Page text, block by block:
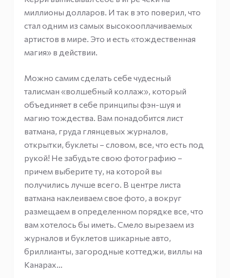
миллионы долларов. И так в это поверил, что
стал одним из самых высокооплачиваемых
артистов в мире. Это и есть «тождественная
магия» в действии.
Можно самим сделать себе чудесный
талисман «волшебный коллаж», который
объединяет в себе принципы фэн-шуя и
магию тождества. Вам понадобится лист
ватмана, груда глянцевых журналов,
открытки, буклеты – словом, все, что есть под
рукой! Не забудьте свою фотографию –
причем выберите ту, на которой вы
получились лучше всего. В центре листа
ватмана наклеиваем свое фото, а вокруг
размещаем в определенном порядке все, что
вам хотелось бы иметь. Смело вырезаем из
журналов и буклетов шикарные авто,
бриллианты, загородные коттеджи, виллы на
Канарах…